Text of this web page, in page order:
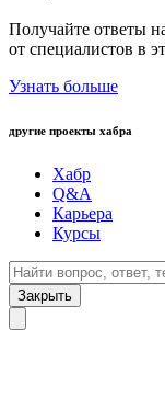
Получайте ответы
от специалистов в
Узнать больше
другие проекты хабра
Хабр
Q&A
Карьера
Курсы
Закрыть